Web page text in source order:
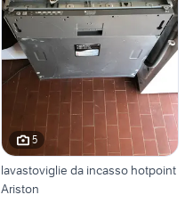
5
lavastoviglie da incasso hotpoint
Ariston